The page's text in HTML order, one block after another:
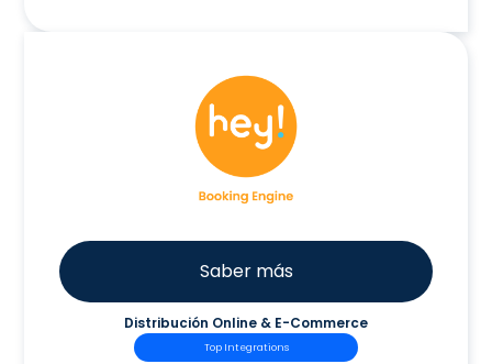
Saber más
Distribución Online & E-Commerce
Top Integrations